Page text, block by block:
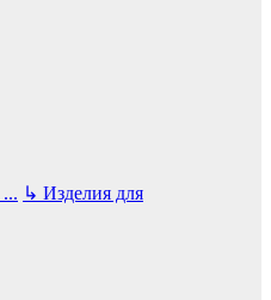
... ↳ Изделия для